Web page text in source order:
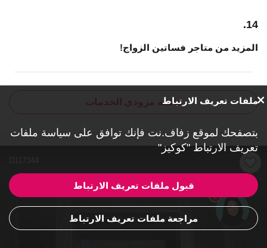
14.
المزيد من متاجر فساتين الزواج!
قائمة مزودي الخدماتملفات تعريف الارتباط
بتصفحك لموقع زفاف.نت فإنك توافق على سياسة ملفات
تعريف الارتباط "كوكيز"
قبول ملفات تعريف الارتباط
مراجعة ملفات تعريف الارتباط
1